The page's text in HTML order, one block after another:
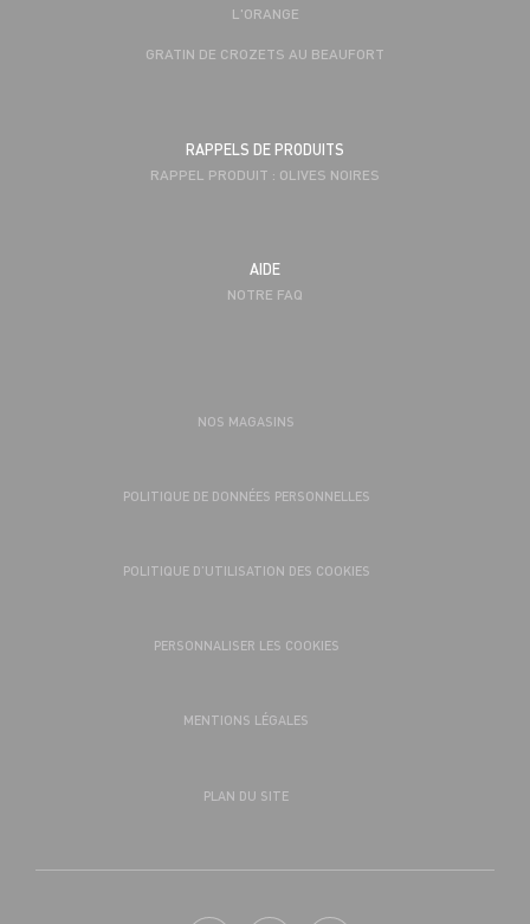
L'ORANGE
GRATIN DE CROZETS AU BEAUFORT
RAPPELS DE PRODUITS
RAPPEL PRODUIT : OLIVES NOIRES
AIDE
NOTRE FAQ
NOS MAGASINS
POLITIQUE DE DONNÉES PERSONNELLES
POLITIQUE D’UTILISATION DES COOKIES
PERSONNALISER LES COOKIES
MENTIONS LÉGALES
PLAN DU SITE